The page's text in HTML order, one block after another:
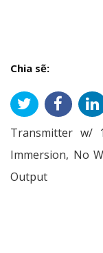
Chia sẽ:
Transmitter w/
Immersion, No
Output